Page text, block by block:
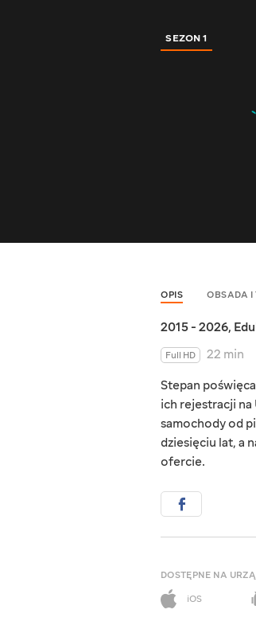
SEZON 1
OPIS OBSADA I
2015 - 2026,
Full HD
22 min
Stepan
ich rejestracji na
samochody od
dziesięciu lat, a
ofercie.
DOSTĘPNE NA
iOS